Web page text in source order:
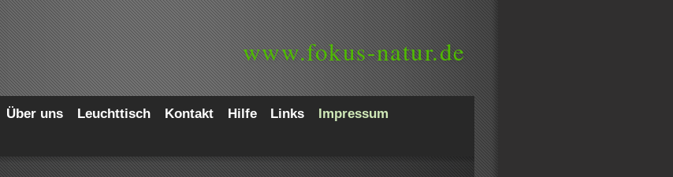
www.fokus-natur.de
Über uns Leuchttisch Kontakt Hilfe Links
Impressum